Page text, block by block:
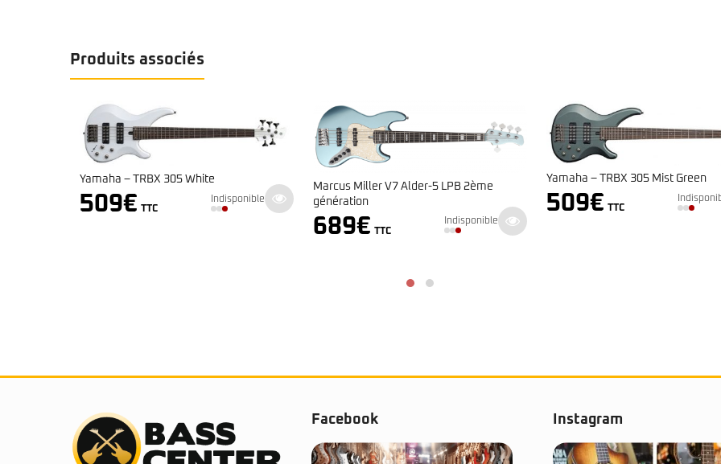
Produits associés
Yamaha – TRBX 305 White
509€ TTC
Indisponible
Marcus Miller V7 Alder-5 LPB 2ème
génération
689€ TTC
Indisponible
Yamaha – TRBX 305 Mist Green
509€ TTC
Facebook Instagram